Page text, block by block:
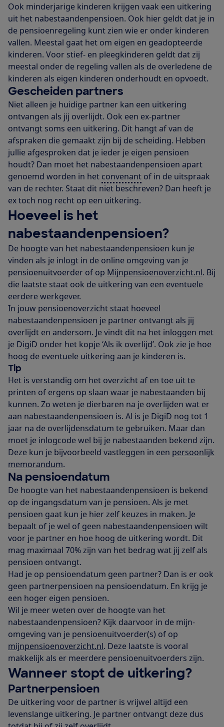
Ook minderjarige kinderen krijgen vaak een uitkering
uit het nabestaandenpensioen. Ook hier geldt dat je in
de pensioenregeling kunt zien wie er onder kinderen
vallen. Meestal gaat het om eigen en geadopteerde
kinderen. Voor stief- en pleegkinderen geldt dat zij
meestal onder de regeling vallen als de overledene de
kinderen als eigen kinderen onderhoudt en opvoedt.
Gescheiden partners
Niet alleen je huidige partner kan een uitkering
ontvangen als jij overlijdt. Ook een ex-partner
ontvangt soms een uitkering. Dit hangt af van de
afspraken die gemaakt zijn bij de scheiding. Hebben
jullie afgesproken dat je ieder je eigen pensioen
houdt? Dan moet het nabestaandenpensioen apart
genoemd worden in het convenant of in de uitspraak
van de rechter. Staat dit niet beschreven? Dan heeft je
ex toch nog recht op een uitkering.
Hoeveel is het
nabestaandenpensioen?
De hoogte van het nabestaandenpensioen kun je
vinden als je inlogt in de online omgeving van je
pensioenuitvoerder of op Mijnpensioenoverzicht.nl. Bij
die laatste staat ook de uitkering van een eventuele
eerdere werkgever.
In jouw pensioenoverzicht staat hoeveel
nabestaandenpensioen je partner ontvangt als jij
overlijdt en andersom. Je vindt dit na het inloggen met
je DigiD onder het kopje ‘Als ik overlijd’. Ook zie je hoe
hoog de eventuele uitkering aan je kinderen is.
Tip
Het is verstandig om het overzicht af en toe uit te
printen of ergens op slaan waar je nabestaanden bij
kunnen. Zo weten je dierbaren na je overlijden wat er
aan nabestaandenpensioen is. Al is je DigiD nog tot 1
jaar na de overlijdensdatum te gebruiken. Maar dan
moet je inlogcode wel bij je nabestaanden bekend zijn.
Deze kun je bijvoorbeeld vastleggen in een persoonlijk
memorandum.
Na pensioendatum
De hoogte van het nabestaandenpensioen is bekend
op de ingangsdatum van je pensioen. Als je met
pensioen gaat kun je hier zelf keuzes in maken. Je
bepaalt of je wel of geen nabestaandenpensioen wilt
voor je partner en hoe hoog de uitkering wordt. Dit
mag maximaal 70% zijn van het bedrag wat jij zelf als
pensioen ontvangt.
Had je op pensioendatum geen partner? Dan is er ook
geen partnerpensioen na pensioendatum. En krijg je
een hoger eigen pensioen.
Wil je meer weten over de hoogte van het
nabestaandenpensioen? Kijk daarvoor in de mijn-
omgeving van je pensioenuitvoerder(s) of op
mijnpensioenoverzicht.nl. Deze laatste is vooral
makkelijk als er meerdere pensioenuitvoerders zijn.
Wanneer stopt de uitkering?
Partnerpensioen
De uitkering voor de partner is vrijwel altijd een
levenslange uitkering. Je partner ontvangt deze dus